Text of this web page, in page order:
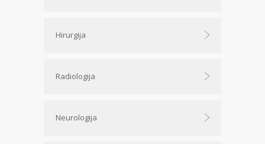
Hirurgija
Radiologija
Neurologija